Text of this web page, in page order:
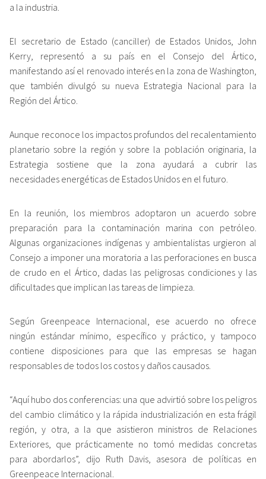
a la industria.
El secretario de Estado (canciller) de Estados Unidos, John
Kerry, representó a su país en el Consejo del Ártico,
manifestando así el renovado interés en la zona de Washington,
que también divulgó su nueva Estrategia Nacional para la
Región del Ártico.
Aunque reconoce los impactos profundos del recalentamiento
planetario sobre la región y sobre la población originaria, la
Estrategia sostiene que la zona ayudará a cubrir las
necesidades energéticas de Estados Unidos en el futuro.
En la reunión, los miembros adoptaron un acuerdo sobre
preparación para la contaminación marina con petróleo.
Algunas organizaciones indígenas y ambientalistas urgieron al
Consejo a imponer una moratoria a las perforaciones en busca
de crudo en el Ártico, dadas las peligrosas condiciones y las
dificultades que implican las tareas de limpieza.
Según Greenpeace Internacional, ese acuerdo no ofrece
ningún estándar mínimo, específico y práctico, y tampoco
contiene disposiciones para que las empresas se hagan
responsables de todos los costos y daños causados.
“Aquí hubo dos conferencias: una que advirtió sobre los peligros
del cambio climático y la rápida industrialización en esta frágil
región, y otra, a la que asistieron ministros de Relaciones
Exteriores, que prácticamente no tomó medidas concretas
para abordarlos”, dijo Ruth Davis, asesora de políticas en
Greenpeace Internacional.